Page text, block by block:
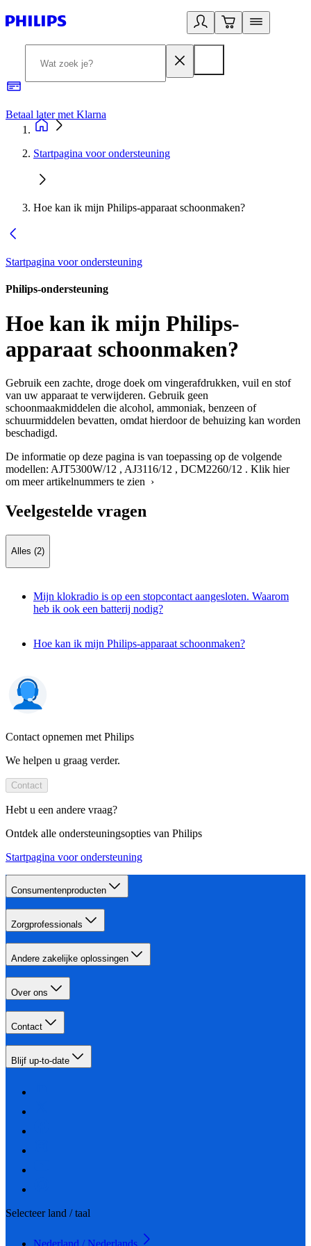
Betaal later met Klarna
Startpagina voor ondersteuning
Hoe kan ik mijn Philips-apparaat schoonmaken?
Startpagina voor ondersteuning
Philips-ondersteuning
Hoe kan ik mijn Philips-
apparaat schoonmaken?
Gebruik een zachte, droge doek om vingerafdrukken, vuil en stof
van uw apparaat te verwijderen. Gebruik geen
schoonmaakmiddelen die alcohol, ammoniak, benzeen of
schuurmiddelen bevatten, omdat hierdoor de behuizing kan worden
beschadigd.
De informatie op deze pagina is van toepassing op de volgende
modellen: AJT5300W/12 , AJ3116/12 , DCM2260/12 . Klik hier
om meer artikelnummers te zien ›
Veelgestelde vragen
Alles (2)
Mijn klokradio is op een stopcontact aangesloten. Waarom
heb ik ook een batterij nodig?
Hoe kan ik mijn Philips-apparaat schoonmaken?
Contact opnemen met Philips
We helpen u graag verder.
Contact
Hebt u een andere vraag?
Ontdek alle ondersteuningsopties van Philips
Startpagina voor ondersteuning
Consumentenproducten
Zorgprofessionals
Andere zakelijke oplossingen
Over ons
Contact
Blijf up-to-date
Selecteer land / taal
Nederland / Nederlands